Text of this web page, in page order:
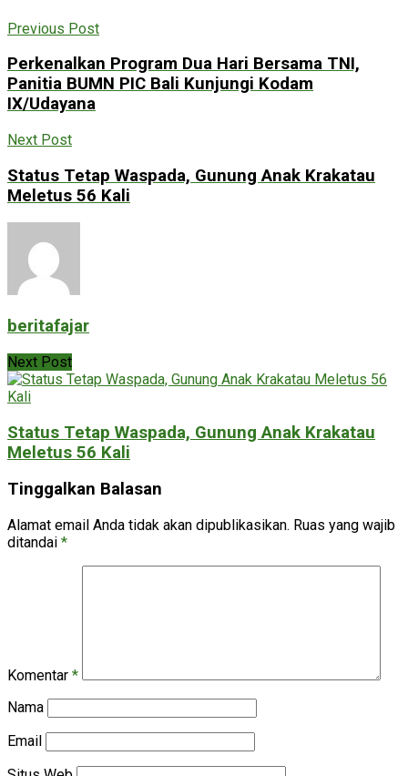
Previous Post
Perkenalkan Program Dua Hari Bersama TNI,
Panitia BUMN PIC Bali Kunjungi Kodam
IX/Udayana
Next Post
Status Tetap Waspada, Gunung Anak Krakatau
Meletus 56 Kali
beritafajar
Next Post
Status Tetap Waspada, Gunung Anak Krakatau
Meletus 56 Kali
Tinggalkan Balasan
Alamat email Anda tidak akan dipublikasikan. Ruas yang wajib
ditandai *
Komentar *
Nama
Email